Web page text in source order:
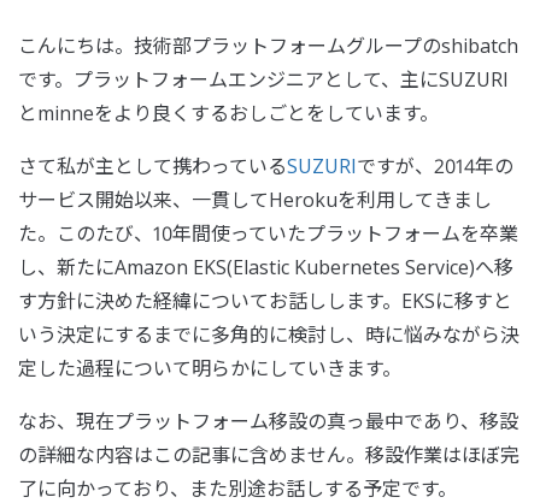
こんにちは。技術部プラットフォームグループのshibatch
です。プラットフォームエンジニアとして、主にSUZURI
とminneをより良くするおしごとをしています。
さて私が主として携わっているSUZURIですが、2014年の
サービス開始以来、一貫してHerokuを利用してきまし
た。このたび、10年間使っていたプラットフォームを卒業
し、新たにAmazon EKS(Elastic Kubernetes Service)へ移
す方針に決めた経緯についてお話しします。EKSに移すと
いう決定にするまでに多角的に検討し、時に悩みながら決
定した過程について明らかにしていきます。
なお、現在プラットフォーム移設の真っ最中であり、移設
の詳細な内容はこの記事に含めません。移設作業はほぼ完
了に向かっており、また別途お話しする予定です。